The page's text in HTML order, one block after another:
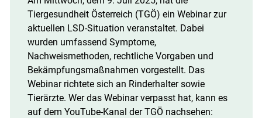
Tiergesundheit Österreich (TGÖ) ein Webinar zur
aktuellen LSD-Situation veranstaltet. Dabei
wurden umfassend Symptome,
Nachweismethoden, rechtliche Vorgaben und
Bekämpfungsmaßnahmen vorgestellt. Das
Webinar richtete sich an Rinderhalter sowie
Tierärzte. Wer das Webinar verpasst hat, kann es
auf dem YouTube-Kanal der TGÖ nachsehen: